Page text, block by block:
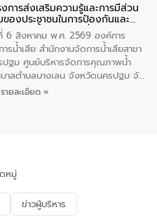
าชน ตัวแทนจากโรงแรมต่างๆ ในเขต
าลตำบลราไวย์ ศูนย์บริหารจัดการ
พน้ำเทศบาลตำบลราไวย์ นำโดยนาย
แก้วเศษ ผู้จัดการสำนักงานจัดการน้ำ
าขาภูเก็ต พร้อมด้วยเจ้าหน้าที่ จำนวน
ร่วมทำกิจกรรม ทำความสะอาด
าดและแหล่งท่องเที่ยว ณ บริเวณ
งการส่งเสริมความรู้และการมีส่วน
ของประชาชนในการป้องกันและ
ขปัญหาน้ำเสียอย่างยั่งยืน
6 สิงหาคม พ.ศ. 2569 องค์การ
รน้ำเสีย สำนักงานจัดการน้ำเสียสาขา
ปฐม ศูนย์บริหารจัดการคุณภาพน้ำ
บาลตำบลบางเลน จังหวัดนครปฐม จัด
รมภายใต้โครงการส่งเสริมความรู้และ
รน้ำเสียและสร้างจิตสำนึกในการ
รักษ์สิ่งแวดล้อม ในหัวข้อ “น้ำเสียชุมชน
ารบำบัดน้ำเสียเบื้องต้น” โดยให้ความรู้
กับสาเหตุและผลกระทบของน้ำเสีย
ายละเอียด »
หมู่
ข่าวผู้บริหาร